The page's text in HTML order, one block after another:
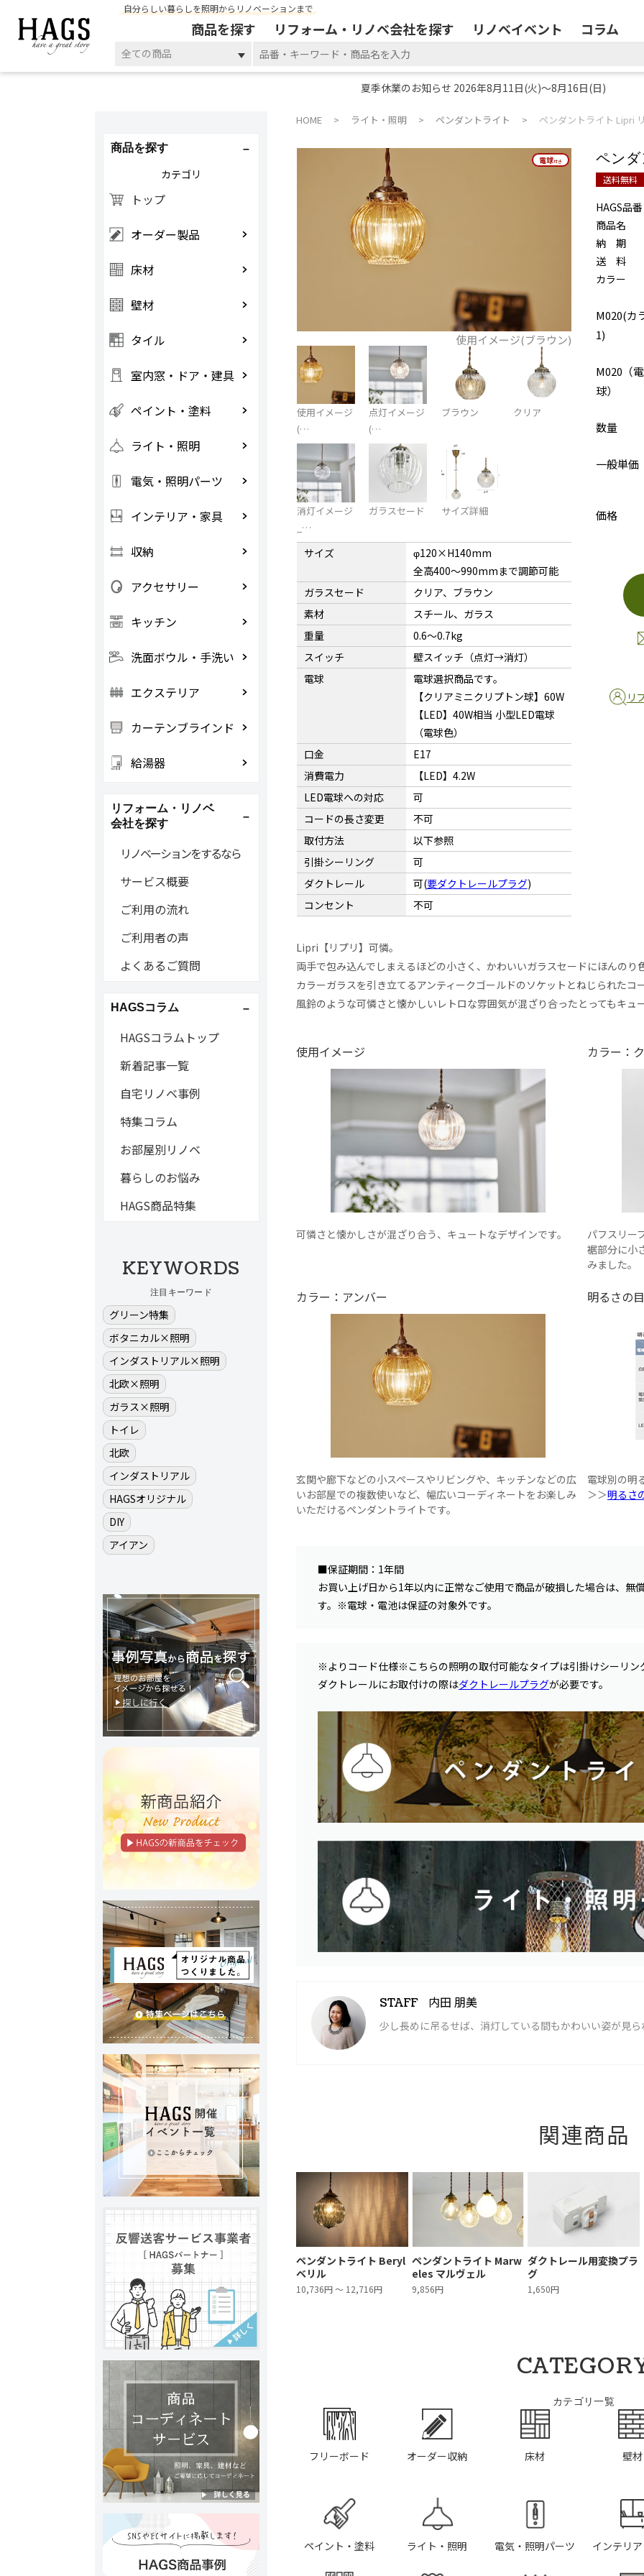
自分らしい暮らしを照明からリノベーションまで
商品を探す リフォーム・リノベ会社を探す リノベイベント コラム
全ての商品
夏季休業のお知らせ 2026年8月11日(火)～8月16日(日)
HOME ライト・照明 ペンダントライト ペンダントライト Lipri
電球付き
電球付き
使用イメージ(ブラウン)
使用イメージ
(…
点灯イメージ
(…
ブラウン クリア
消灯イメージ
_…
ガラスセード サイズ詳細
サイズ
φ120×H140mm
全高400〜990mmまで調節可能
ガラスセード
クリア、ブラウン
素材
スチール、ガラス
重量
0.6〜0.7kg
スイッチ
壁スイッチ（点灯→消灯）
電球
電球選択商品です。
【クリアミニクリプトン球】60W
【LED】40W相当 小型LED電球
（電球色）
口金
E17
消費電力
【LED】4.2W
LED電球への対応
可
コードの長さ変更
不可
取付方法
以下参照
引掛シーリング
可
ダクトレール
可(要ダクトレールプラグ)
コンセント
不可
ペン
送料無料
HAGS品番
商品名
納 期
送 料
カラー
M020(カ
1)
M020（電
球）
数量
一般単価
価格
リ
Lipri【リプリ】可憐。
両手で包み込んでしまえるほどの小さく、かわいいガラスセードにほんのり
カラーガラスを引き立てるアンティークゴールドのソケットとねじられたコ
風鈴のような可憐さと懐かしいレトロな雰囲気が混ざり合ったとってもキュ
使用イメージ
可憐さと懐かしさが混ざり合う、キュートなデザインです。
カラー：
パフスリー
裾部分に小
みました。
カラー：アンバー
玄関や廊下などの小スペースやリビングや、キッチンなどの広
いお部屋での複数使いなど、幅広いコーディネートをお楽しみ
いただけるペンダントライトです。
明るさの
電球別の明
＞＞明るさ
■保証期間：1年間
お買い上げ日から1年以内に正常なご使用で商品が破損した場合は、無
す。※電球・電池は保証の対象外です。
※よりコード仕様※こちらの照明の取付可能なタイプは引掛けシーリン
ダクトレールにお取付けの際はダクトレールプラグが必要です。
STAFF 内田 朋美
少し長めに吊るせば、消灯している間もかわいい姿が見
関連商品
ペンダントライト Beryl
ベリル
10,736円 ～ 12,716円
ペンダントライト Marw
eles マルヴェル
9,856円
ダクトレール用変換プラ
グ
1,650円
カテゴリ一覧
フリーボード オーダー収納 床材 壁材
ペイント・塗料 ライト・照明 電気・照明パーツ インテリ
商品を探す
カテゴリ
トップ
オーダー製品
床材
壁材
タイル
室内窓・ドア・建具
ペイント・塗料
ライト・照明
電気・照明パーツ
インテリア・家具
収納
アクセサリー
キッチン
洗面ボウル・手洗い
エクステリア
カーテンブラインド
給湯器
リフォーム・リノベ
会社を探す
リノベーションをするなら
サービス概要
ご利用の流れ
ご利用者の声
よくあるご質問
HAGSコラム
HAGSコラムトップ
新着記事一覧
自宅リノベ事例
特集コラム
お部屋別リノベ
暮らしのお悩み
HAGS商品特集
KEYWORDS
注目キーワード
グリーン特集
ボタニカル×照明
インダストリアル×照明
北欧×照明
ガラス×照明
トイレ
北欧
インダストリアル
HAGSオリジナル
DIY
アイアン